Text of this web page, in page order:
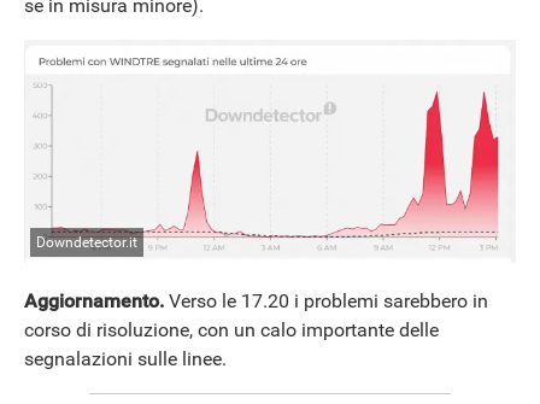
se in misura minore).
Downdetector.it
Aggiornamento. Verso le 17.20 i problemi sarebbero in
corso di risoluzione, con un calo importante delle
segnalazioni sulle linee.